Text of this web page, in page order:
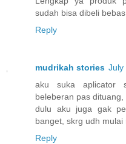
sudah bisa dibeli
Reply
mudrikah stories July
aku suka aplicator
beleberan pas
dulu aku juga gak
banget, skrg udh
Reply